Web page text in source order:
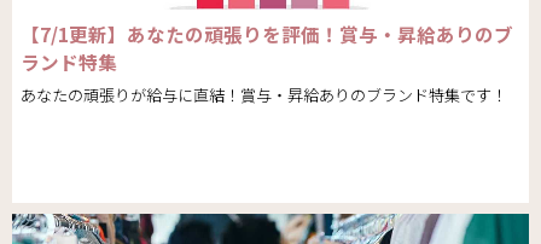
【7/1更新】あなたの頑張りを評価！賞与・昇給ありのブ
ランド特集
あなたの頑張りが給与に直結！賞与・昇給ありのブランド特集です！